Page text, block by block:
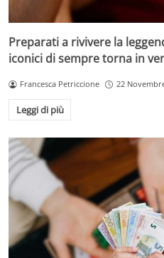
Preparati a rivivere la
iconici di sempre torna in
Francesca Petriccione 22
Leggi di più